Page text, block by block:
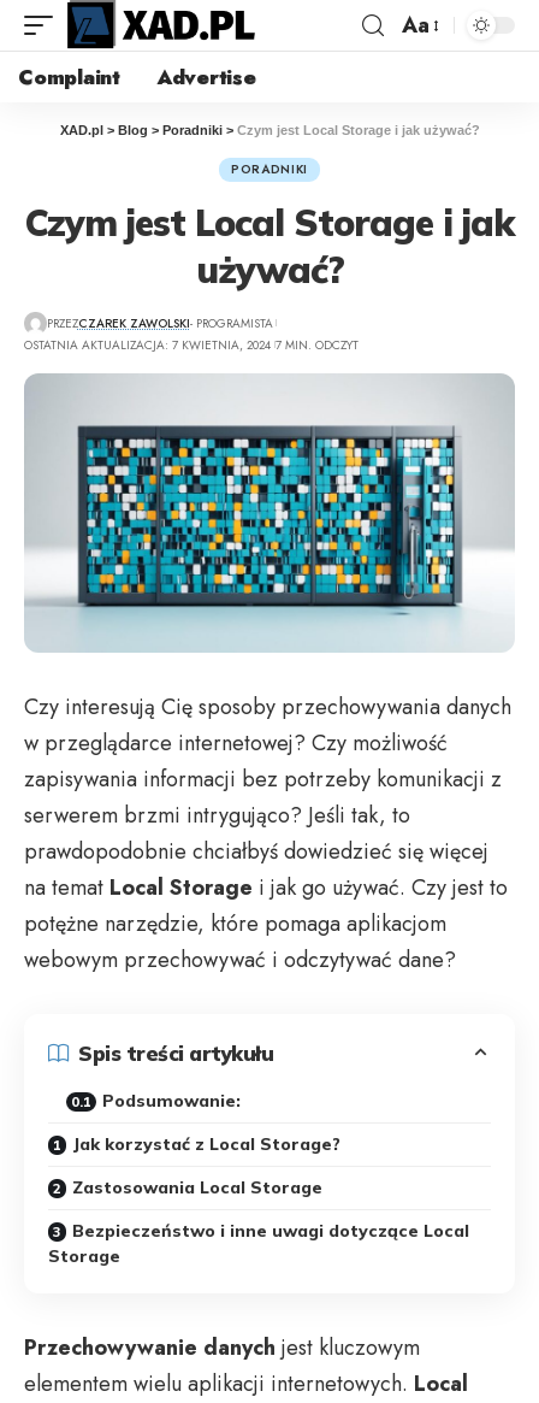
Aa
Complaint Advertise
XAD.pl> Blog > Poradniki> Czym jest Local Storage i jak używać?
PORADNIKI
Czym jest Local Storage i jak
używać?
PRZEZCZAREK ZAWOLSKI- PROGRAMISTA
OSTATNIA AKTUALIZACJA: 7 KWIETNIA, 2024 7 MIN. ODCZYT
Czy interesują Cię sposoby przechowywania danych
w przeglądarce internetowej? Czy możliwość
zapisywania informacji bez potrzeby komunikacji z
serwerem brzmi intrygująco? Jeśli tak, to
prawdopodobnie chciałbyś dowiedzieć się więcej
na temat Local Storage i jak go używać. Czy jest to
potężne narzędzie, które pomaga aplikacjom
webowym przechowywać i odczytywać dane?
Spis treści artykułu
Podsumowanie:
Jak korzystać z Local Storage?
Zastosowania Local Storage
Bezpieczeństwo i inne uwagi dotyczące Local
Storage
Przechowywanie danych jest kluczowym
elementem wielu aplikacji internetowych. Local